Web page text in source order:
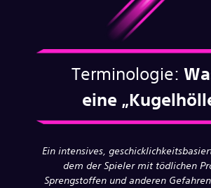
Terminologie:
eine
Ein intensives,
dem der Spieler mit tödlichen
Sprengstoffen und anderen